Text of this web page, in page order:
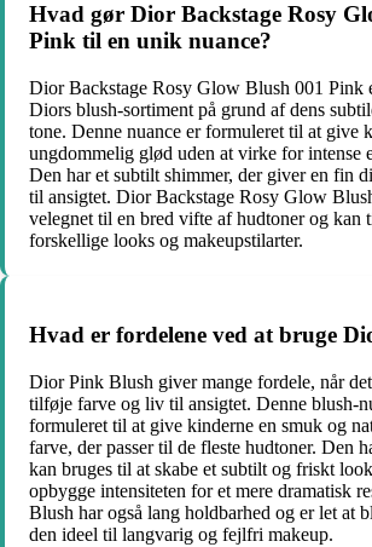
Hvad gør Dior Backstage Rosy
Pink til en unik nuance?
Dior Backstage Rosy Glow Blush 001 Pink
Diors blush-sortiment på grund af dens
tone. Denne nuance er formuleret til at give
ungdommelig glød uden at virke for intense
Den har et subtilt shimmer, der giver en fin
til ansigtet. Dior Backstage Rosy Glow
velegnet til en bred vifte af hudtoner og kan
forskellige looks og makeupstilarter.
Hvad er fordelene ved at bruge
Dior Pink Blush giver mange fordele, når
tilføje farve og liv til ansigtet. Denne blush-
formuleret til at give kinderne en smuk og
farve, der passer til de fleste hudtoner. Den
kan bruges til at skabe et subtilt og friskt
opbygge intensiteten for et mere dramatisk
Blush har også lang holdbarhed og er let at
den ideel til langvarig og fejlfri makeup.